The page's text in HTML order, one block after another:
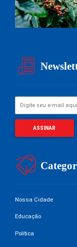
Nossa Cidade
Educação
Política